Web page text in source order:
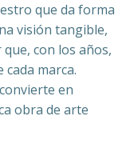
que da forma
visión tangible,
con los años,
marca.
en
obra de arte